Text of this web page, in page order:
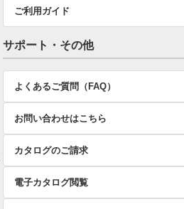
ご利用ガイド
サポート・その他
よくあるご質問（FAQ）
お問い合わせはこちら
カタログのご請求
電子カタログ閲覧